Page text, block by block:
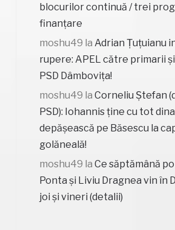
blocurilor continuă / trei
finanțare
moshu49 la Adrian Țuțuianu
rupere: APEL către primarii
PSD Dâmbovița!
moshu49 la Corneliu Ștefan
PSD): Iohannis ține cu tot
depășească pe Băsescu la
golăneală!
moshu49 la Ce săptămână
Ponta și Liviu Dragnea vin în
joi și vineri (detalii)